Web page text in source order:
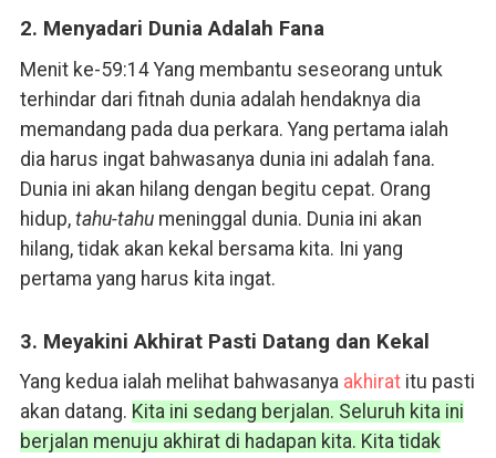
2. Menyadari Dunia Adalah Fana
Menit ke-59:14 Yang membantu seseorang untuk
terhindar dari fitnah dunia adalah hendaknya dia
memandang pada dua perkara. Yang pertama ialah
dia harus ingat bahwasanya dunia ini adalah fana.
Dunia ini akan hilang dengan begitu cepat. Orang
hidup, tahu-tahumeninggal dunia. Dunia ini akan
hilang, tidak akan kekal bersama kita. Ini yang
pertama yang harus kita ingat.
3. Meyakini Akhirat Pasti Datang dan Kekal
Yang kedua ialah melihat bahwasanya akhiratitu pasti
akan datang. Kita ini sedang berjalan. Seluruh kita ini
berjalan menuju akhirat di hadapan kita. Kita tidak